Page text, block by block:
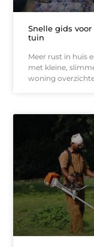
Snelle gids
tuin
Meer rust in huis
met kleine,
woning